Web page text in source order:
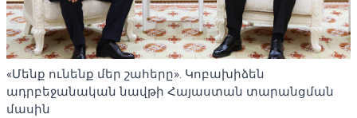
«Մենք ունենք մեր շահերը». Կոբախիձեն
ադրբեջանական նավթի Հայաստան տարանցման
մասին